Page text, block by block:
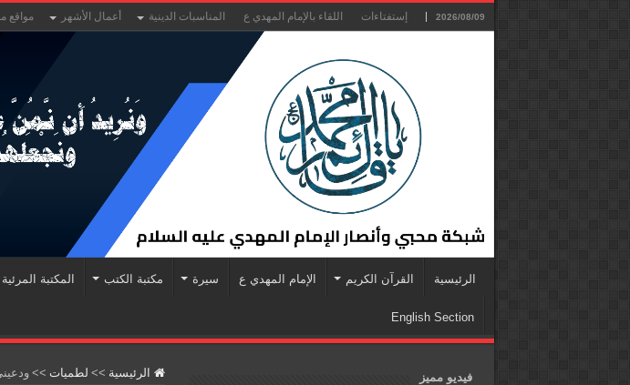
2026/08/09 إستفتاءات اللقاء بالإمام المهدي ع المناسبات الدينية أعمال الأشهر مواقع
الرئيسية القرآن الكريم الإمام المهدي ع سيرة مكتبة الكتب المكتبة المرئية
English Section
الرئيسية >> لطميات >> فيديو مميز